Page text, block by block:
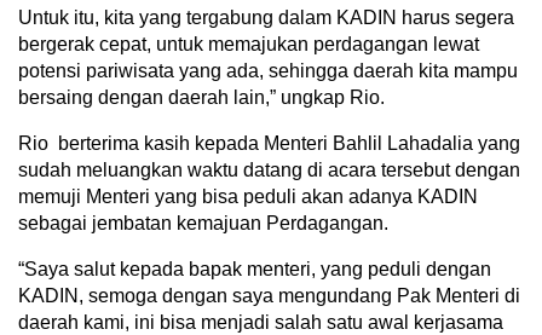
Untuk itu, kita yang tergabung dalam KADIN harus segera
bergerak cepat, untuk memajukan perdagangan lewat
potensi pariwisata yang ada, sehingga daerah kita mampu
bersaing dengan daerah lain,” ungkap Rio.
Rio berterima kasih kepada Menteri Bahlil Lahadalia yang
sudah meluangkan waktu datang di acara tersebut dengan
memuji Menteri yang bisa peduli akan adanya KADIN
sebagai jembatan kemajuan Perdagangan.
“Saya salut kepada bapak menteri, yang peduli dengan
KADIN, semoga dengan saya mengundang Pak Menteri di
daerah kami, ini bisa menjadi salah satu awal kerjasama